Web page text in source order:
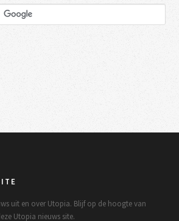
uit en over Utopia. Blijf op de hoogte van
Utopia nieuws site.